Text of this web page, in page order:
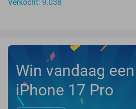
Verkocht: 9.038
Win vandaag
iPhone 17 Pro